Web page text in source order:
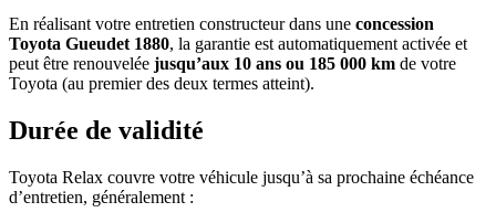
En réalisant votre entretien constructeur dans une concession
Toyota Gueudet 1880, la garantie est automatiquement activée et
peut être renouvelée jusqu’aux 10 ans ou 185 000 km de votre
Toyota (au premier des deux termes atteint).
Durée de validité
Toyota Relax couvre votre véhicule jusqu’à sa prochaine échéance
d’entretien, généralement :